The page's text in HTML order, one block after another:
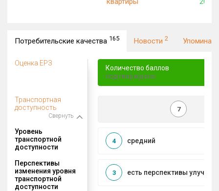
Потребительские качества 165 Новости 2
Оценка ЕРЗ
Количество баллов
подтверждено
Транспортная
доступность
Свернуть
7
Уровень
транспортной
доступности
средний
4
Перспективы
изменения уровня
транспортной
доступности
есть перспективы
3